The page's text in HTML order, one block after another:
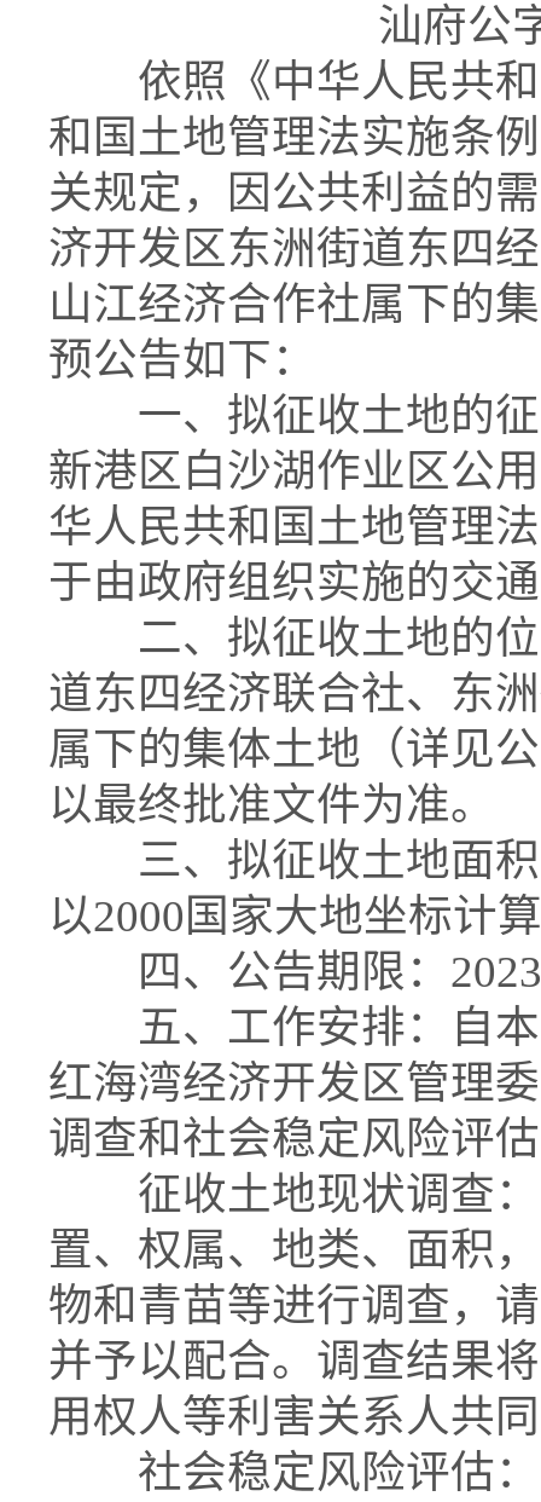
汕府公
依照《中华人民共和
和国土地管理法实施条
关规定，因公共利益的
济开发区东洲街道东四
山江经济合作社属下的
预公告如下：
一、拟征收土地的征
新港区白沙湖作业区公
华人民共和国土地管理
于由政府组织实施的交
二、拟征收土地的位
道东四经济联合社、东
属下的集体土地（详见
以最终批准文件为准。
三、拟征收土地面积
以2000国家大地坐标计
四、公告期限：2023
五、工作安排：自本
红海湾经济开发区管理
调查和社会稳定风险评
征收土地现状调查：
置、权属、地类、面积
物和青苗等进行调查，
并予以配合。调查结果
用权人等利害关系人共
社会稳定风险评估：